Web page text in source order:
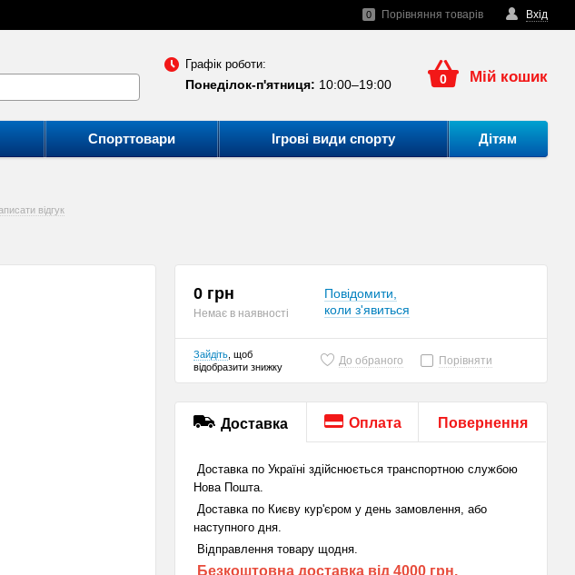
Вхід
0 Порівняння товарів
Графік роботи:
Понеділок-п'ятниця: 10:00–19:00 0 Мій кошик
Спорттовари Ігрові види спорту Дітям
відгук
0 грн
Немає в наявності
Повідомити,
коли з'явиться
Зайдіть , щоб
відобразити знижку
До обраного Порівняти
Доставка Оплата Повернення
Доставка по Україні здійснюється транспортною службою
Нова Пошта.
Доставка по Києву кур'єром у день замовлення, або
наступного дня.
Відправлення товару щодня.
Безкоштовна доставка від 4000 грн.